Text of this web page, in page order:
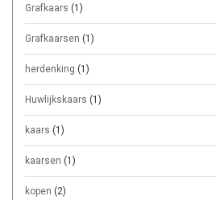
Grafkaars (1)
Grafkaarsen (1)
herdenking (1)
Huwlijkskaars (1)
kaars (1)
kaarsen (1)
kopen (2)